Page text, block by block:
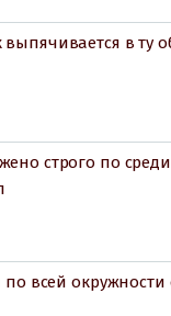
в ту
строго по
по всей